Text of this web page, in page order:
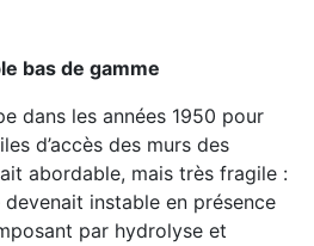
bas de gamme
dans les années 1950 pour
d’accès des murs des
abordable, mais très fragile :
instable en présence
par hydrolyse et